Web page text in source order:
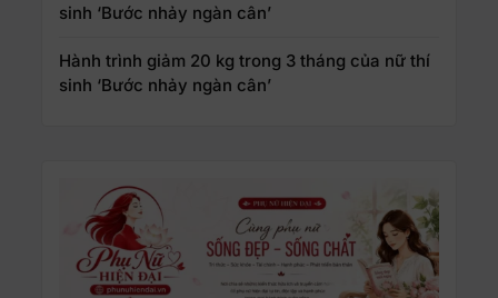
sinh ‘Bước nhảy ngàn cân’
Hành trình giảm 20 kg trong 3 tháng của nữ thí
sinh ‘Bước nhảy ngàn cân’